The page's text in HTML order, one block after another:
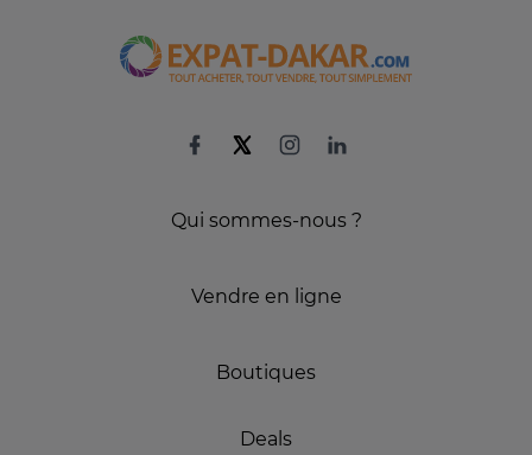
Qui sommes-nous ?
Vendre en ligne
Boutiques
Deals